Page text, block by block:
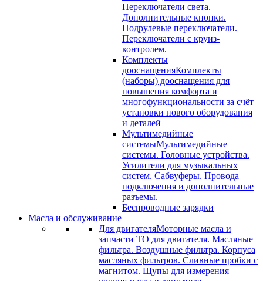
Переключатели света.
Дополнительные кнопки.
Подрулевые переключатели.
Переключатели с круиз-
контролем.
Комплекты
дооснащенияКомплекты
(наборы) дооснащения для
повышения комфорта и
многофункциональности за счёт
установки нового оборудования
и деталей
Мультимедийные
системыМультимедийные
системы. Головные устройства.
Усилители для музыкальных
систем. Сабвуферы. Провода
подключения и дополнительные
разъемы.
Беспроводные зарядки
Масла и обслуживание
Для двигателяМоторные масла и
запчасти ТО для двигателя. Масляные
фильтра. Воздушные фильтра. Корпуса
масляных фильтров. Сливные пробки с
магнитом. Щупы для измерения